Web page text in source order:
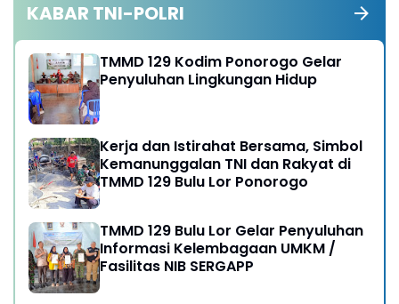
KABAR TNI-POLRI
TMMD 129 Kodim Ponorogo Gelar
Penyuluhan Lingkungan Hidup
Kerja dan Istirahat Bersama, Simbol
Kemanunggalan TNI dan Rakyat di
TMMD 129 Bulu Lor Ponorogo
TMMD 129 Bulu Lor Gelar Penyuluhan
Informasi Kelembagaan UMKM /
Fasilitas NIB SERGAPP